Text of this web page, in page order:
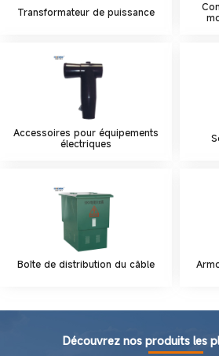
Transformateur de puissance
Accessoires pour équipements
électriques
Boîte de distribution du câble
Découvrez nos produits les